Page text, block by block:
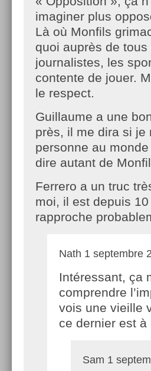
imaginer plus
Là où Monfils
quoi auprès de
journalistes, les
contente de jouer.
le respect.
Guillaume a une
près, il me dira si je
personne au
dire autant de
Ferrero a un truc
moi, il est depuis
rapproche
Nath 1 septembre
Intéressant, ça
comprendre
vois une vieille
ce dernier est à
Sam 1